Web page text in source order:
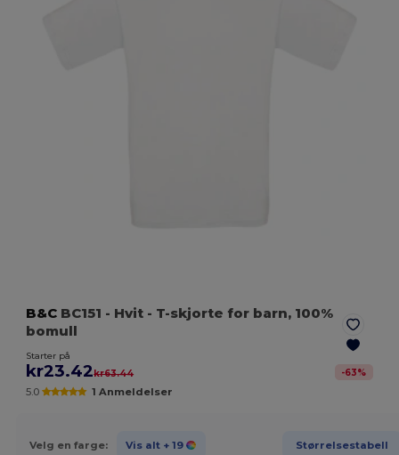
B&C BC151 - Hvit - T-skjorte for barn, 100%
bomull
Starter på
kr23.42kr63.44 -63%
5.0 1 Anmeldelser
Velg en farge: Vis alt + 19 Størrelsestabell